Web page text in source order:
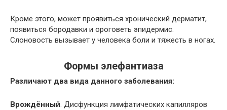
Кроме этого, может проявиться хронический дерматит,
появиться бородавки и ороговеть эпидермис.
Слоновость вызывает у человека боли и тяжесть в ногах.
Формы элефантиаза
Различают два вида данного заболевания:
Врождённый. Дисфункция лимфатических капилляров